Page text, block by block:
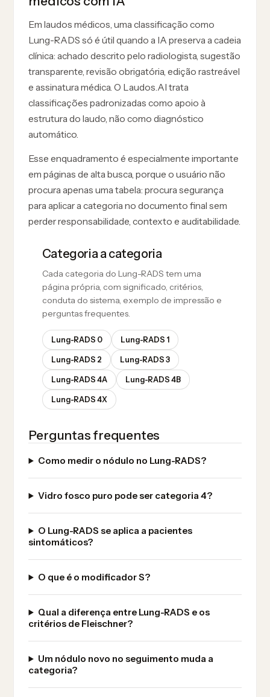
Em laudos médicos, uma classificação como
Lung-RADS só é útil quando a IA preserva a cadeia
clínica: achado descrito pelo radiologista, sugestão
transparente, revisão obrigatória, edição rastreável
e assinatura médica. O Laudos.AI trata
classificações padronizadas como apoio à
estrutura do laudo, não como diagnóstico
automático.
Esse enquadramento é especialmente importante
em páginas de alta busca, porque o usuário não
procura apenas uma tabela: procura segurança
para aplicar a categoria no documento final sem
perder responsabilidade, contexto e auditabilidade.
Categoria a categoria
Cada categoria do Lung-RADS tem uma
página própria, com significado, critérios,
conduta do sistema, exemplo de impressão e
perguntas frequentes.
Lung-RADS 0 Lung-RADS 1
Lung-RADS 2 Lung-RADS 3
Lung-RADS 4A Lung-RADS 4B
Lung-RADS 4X
Perguntas frequentes
Como medir o nódulo no Lung-RADS?
Vidro fosco puro pode ser categoria 4?
O Lung-RADS se aplica a pacientes
sintomáticos?
O que é o modificador S?
Qual a diferença entre Lung-RADS e os
critérios de Fleischner?
Um nódulo novo no seguimento muda a
categoria?